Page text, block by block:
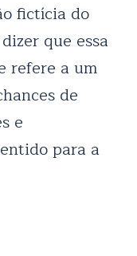
fictícia do
que essa
refere a um
de
e
para a